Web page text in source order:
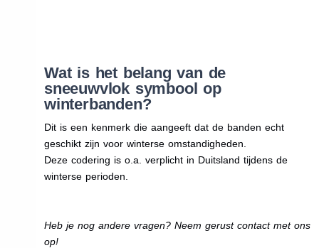
Wat is het belang van de
sneeuwvlok symbool op
winterbanden?
Dit is een kenmerk die aangeeft dat de banden echt
geschikt zijn voor winterse omstandigheden.
Deze codering is o.a. verplicht in Duitsland tijdens de
winterse perioden.
Heb je nog andere vragen? Neem gerust contact met ons
op!